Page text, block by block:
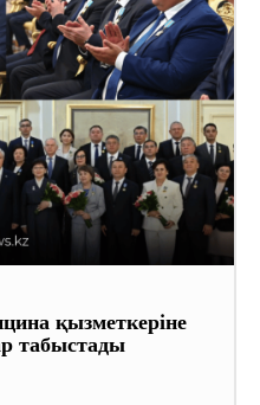
қызметкеріне
табыстады